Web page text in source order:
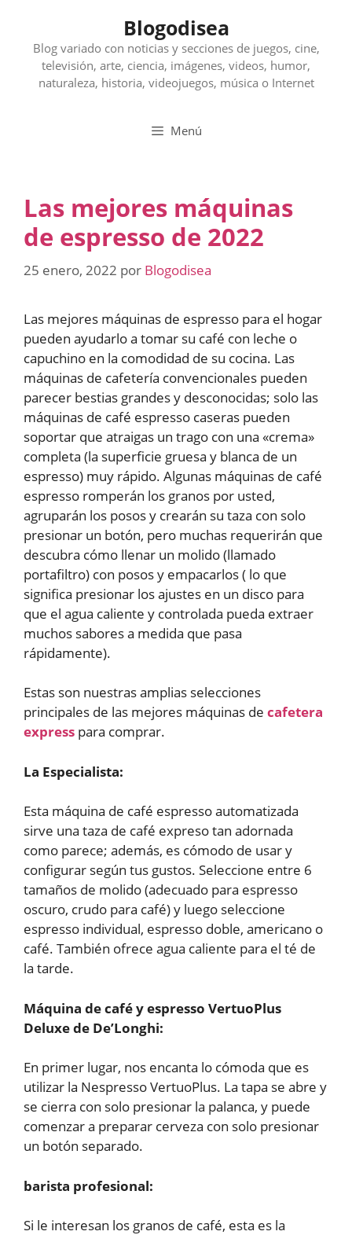
contenido
Blogodisea
Blog variado con noticias y secciones de juegos, cine,
televisión, arte, ciencia, imágenes, videos, humor,
naturaleza, historia, videojuegos, música o Internet
Menú
Las mejores máquinas
de espresso de 2022
25 enero, 2022 por Blogodisea
Las mejores máquinas de espresso para el hogar
pueden ayudarlo a tomar su café con leche o
capuchino en la comodidad de su cocina. Las
máquinas de cafetería convencionales pueden
parecer bestias grandes y desconocidas; solo las
máquinas de café espresso caseras pueden
soportar que atraigas un trago con una «crema»
completa (la superficie gruesa y blanca de un
espresso) muy rápido. Algunas máquinas de café
espresso romperán los granos por usted,
agruparán los posos y crearán su taza con solo
presionar un botón, pero muchas requerirán que
descubra cómo llenar un molido (llamado
portafiltro) con posos y empacarlos ( lo que
significa presionar los ajustes en un disco para
que el agua caliente y controlada pueda extraer
muchos sabores a medida que pasa
rápidamente).
Estas son nuestras amplias selecciones
principales de las mejores máquinas de cafetera
express para comprar.
La Especialista:
Esta máquina de café espresso automatizada
sirve una taza de café expreso tan adornada
como parece; además, es cómodo de usar y
configurar según tus gustos. Seleccione entre 6
tamaños de molido (adecuado para espresso
oscuro, crudo para café) y luego seleccione
espresso individual, espresso doble, americano o
café. También ofrece agua caliente para el té de
la tarde.
Máquina de café y espresso VertuoPlus
Deluxe de De’Longhi:
En primer lugar, nos encanta lo cómoda que es
utilizar la Nespresso VertuoPlus. La tapa se abre y
se cierra con solo presionar la palanca, y puede
comenzar a preparar cerveza con solo presionar
un botón separado.
barista profesional:
Si le interesan los granos de café, esta es la